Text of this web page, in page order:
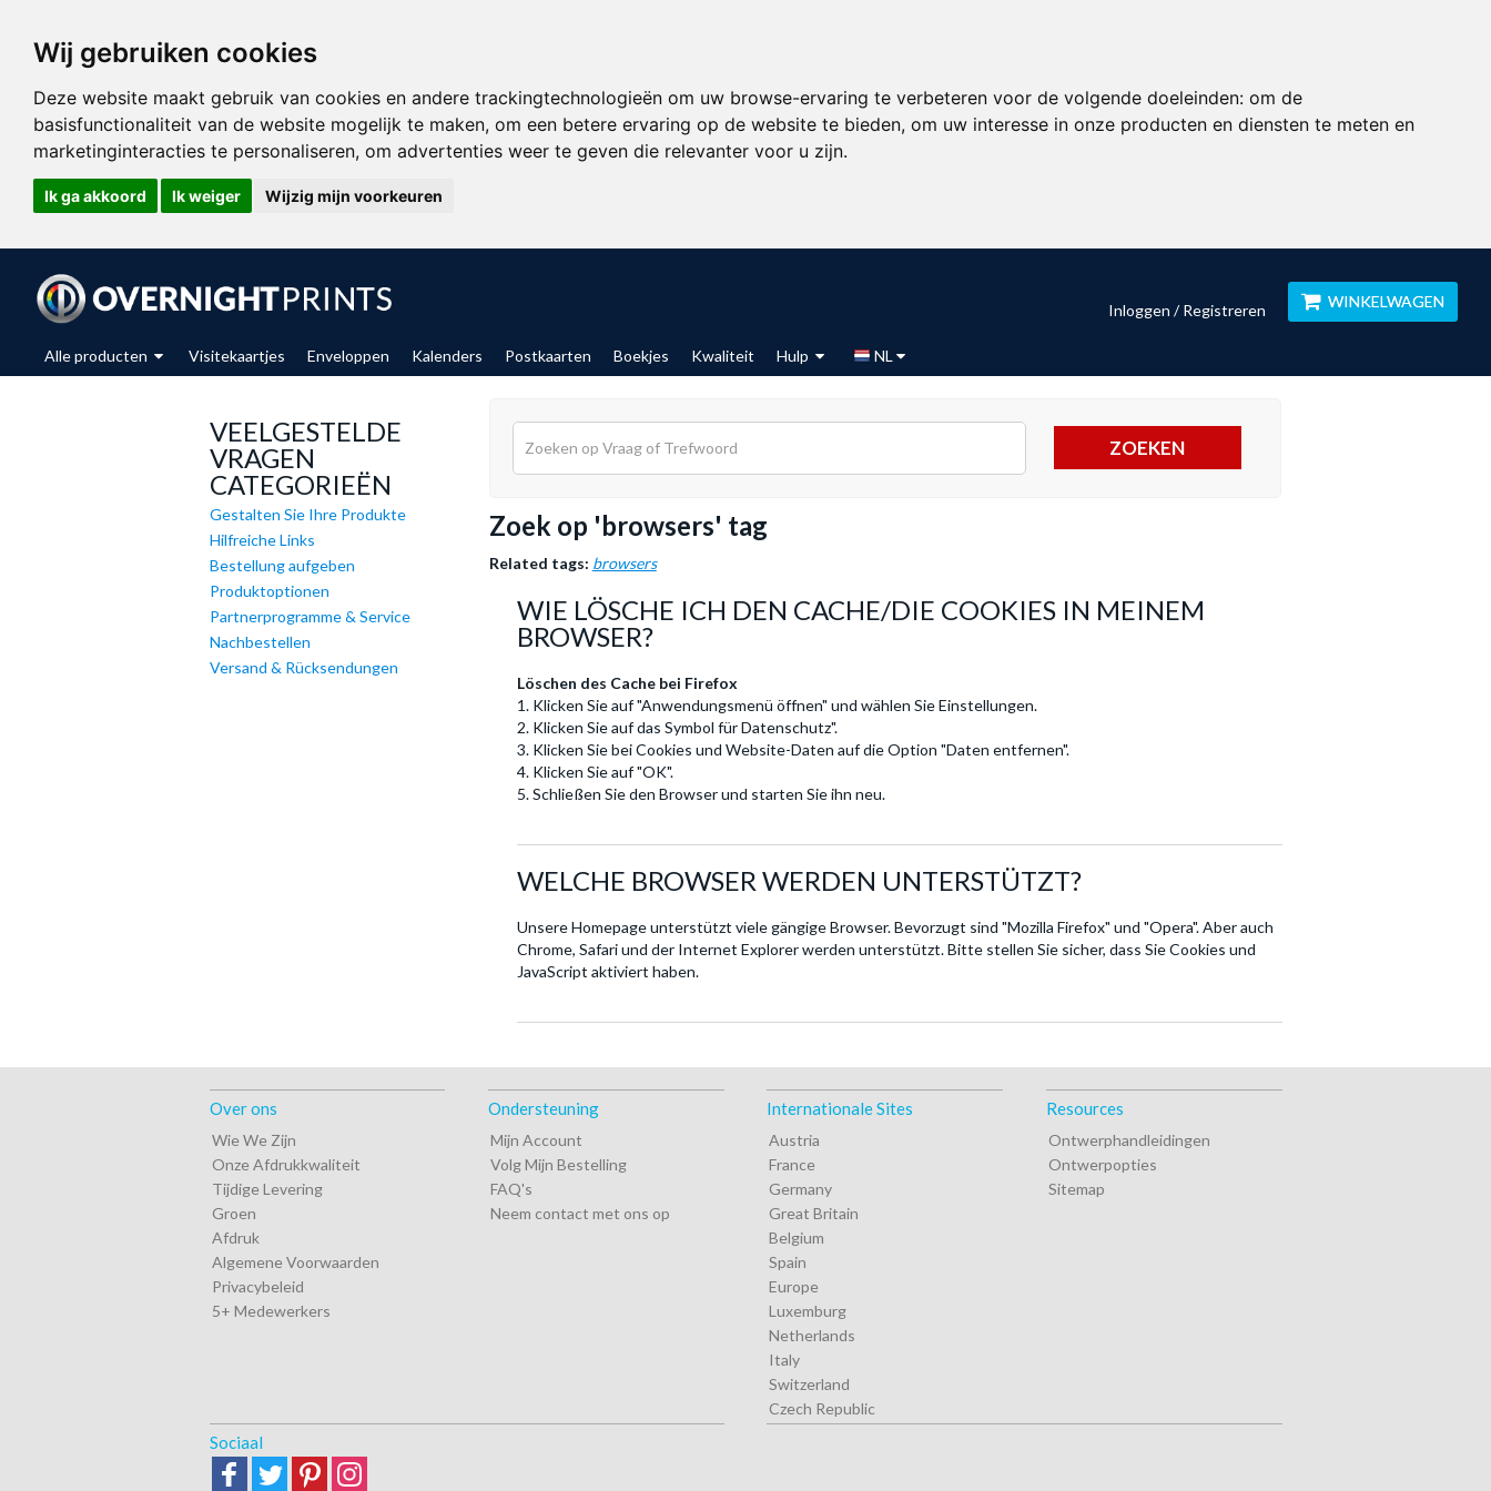
Wij gebruiken cookies
Deze website maakt gebruik van cookies en andere trackingtechnologieën om uw browse-ervaring te verbeteren voor de volgende doeleinden: om de
basisfunctionaliteit van de website mogelijk te maken, om een betere ervaring op de website te bieden, om uw interesse in onze producten en diensten te meten en
marketinginteracties te personaliseren, om advertenties weer te geven die relevanter voor u zijn.
Ik ga akkoord Ik weiger Wijzig mijn voorkeuren
Alle producten Visitekaartjes Enveloppen Kalenders Postkaarten Boekjes Kwaliteit Hulp NL
Inloggen / Registreren WINKELWAGEN
VEELGESTELDE
VRAGEN
CATEGORIEËN
Gestalten Sie Ihre Produkte
Hilfreiche Links
Bestellung aufgeben
Produktoptionen
Partnerprogramme & Service
Nachbestellen
Versand & Rücksendungen
ZOEKEN
Zoek op 'browsers' tag
Related tags: browsers
WIE LÖSCHE ICH DEN CACHE/DIE COOKIES IN MEINEM
BROWSER?
Löschen des Cache bei Firefox
1. Klicken Sie auf "Anwendungsmenü öffnen" und wählen Sie Einstellungen.
2. Klicken Sie auf das Symbol für Datenschutz".
3. Klicken Sie bei Cookies und Website-Daten auf die Option "Daten entfernen".
4. Klicken Sie auf "OK".
5. Schließen Sie den Browser und starten Sie ihn neu.
WELCHE BROWSER WERDEN UNTERSTÜTZT?
Unsere Homepage unterstützt viele gängige Browser. Bevorzugt sind "Mozilla Firefox" und "Opera". Aber auch
Chrome, Safari und der Internet Explorer werden unterstützt. Bitte stellen Sie sicher, dass Sie Cookies und
JavaScript aktiviert haben.
Over ons
Wie We Zijn
Onze Afdrukkwaliteit
Tijdige Levering
Groen
Afdruk
Algemene Voorwaarden
Privacybeleid
5+ Medewerkers
Ondersteuning
Mijn Account
Volg Mijn Bestelling
FAQ's
Neem contact met ons op
Internationale Sites
Austria
France
Germany
Great Britain
Belgium
Spain
Europe
Luxemburg
Netherlands
Italy
Switzerland
Czech Republic
Resources
Ontwerphandleidingen
Ontwerpopties
Sitemap
Sociaal